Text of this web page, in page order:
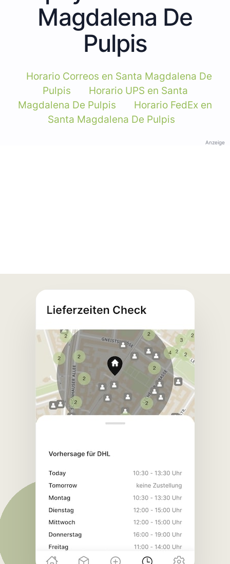
Magdalena De
Pulpis
Horario Correos en Santa Magdalena De
Pulpis
Horario UPS en Santa
Magdalena De Pulpis
Horario FedEx en
Santa Magdalena De Pulpis
Anzeige